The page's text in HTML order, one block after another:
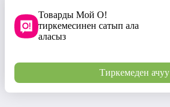
Товарды Мой О!
тиркемесинен сатып ала
аласыз
Тиркемеден ачуу